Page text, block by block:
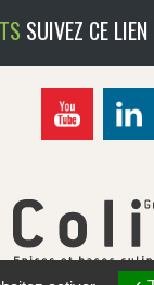
SUIVEZ CE